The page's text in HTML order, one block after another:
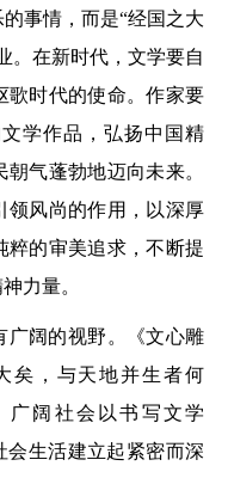
事情，而是“经国之大
。在新时代，文学要自
歌时代的使命。作家要
学作品，弘扬中国精
气蓬勃地迈向未来。
领风尚的作用，以深厚
粹的审美追求，不断提
力量。
广阔的视野。《文心雕
矣，与天地并生者何
广阔社会以书写文学
会生活建立起紧密而深